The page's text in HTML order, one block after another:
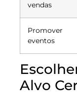
vendas
Promover
eventos
Alvo